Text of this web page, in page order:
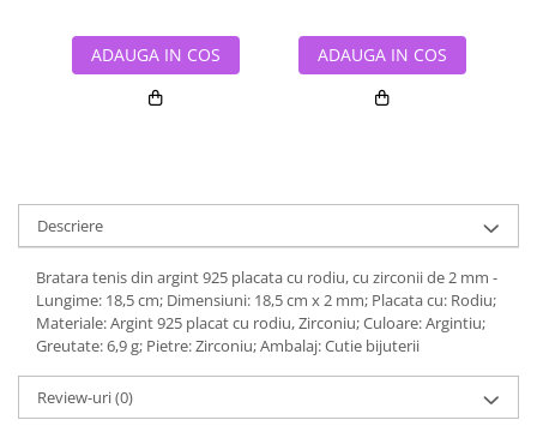
ADAUGA IN COS ADAUGA IN COS
Descriere
Bratara tenis din argint 925 placata cu rodiu, cu zirconii de 2 mm -
Lungime: 18,5 cm; Dimensiuni: 18,5 cm x 2 mm; Placata cu: Rodiu;
Materiale: Argint 925 placat cu rodiu, Zirconiu; Culoare: Argintiu;
Greutate: 6,9 g; Pietre: Zirconiu; Ambalaj: Cutie bijuterii
Review-uri(0)